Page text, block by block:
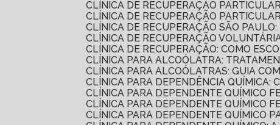
CLÍNICA DE RECUPERAÇÃO
CLÍNICA DE RECUPERAÇÃO
CLÍNICA DE RECUPERAÇÃO SÃO
CLÍNICA DE RECUPERAÇÃO
CLÍNICA DE RECUPERAÇÃO: COMO
CLÍNICA PARA ALCOÓLATRA:
CLÍNICA PARA ALCOÓLATRAS: GUIA
CLÍNICA PARA DEPENDÊNCIA
CLÍNICA PARA DEPENDENTE QUÍMICO
CLÍNICA PARA DEPENDENTE QUÍMICO
CLÍNICA PARA DEPENDENTE QUÍMICO